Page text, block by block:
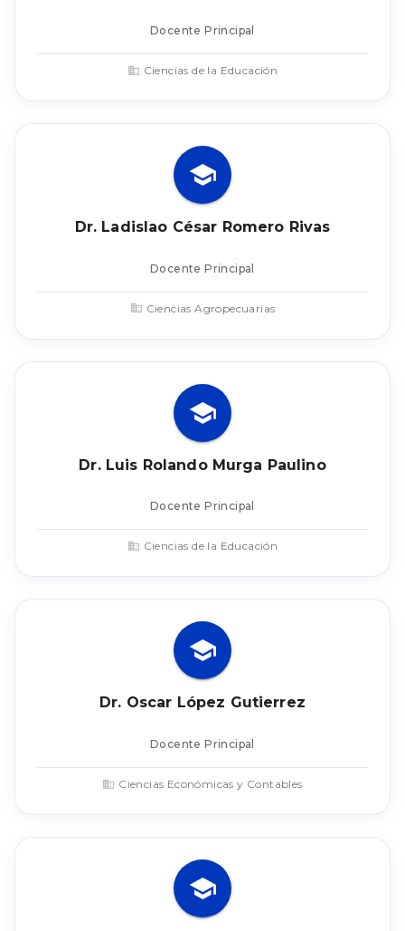
Docente Principal
Ciencias de la Educación
Dr. Ladislao César Romero Rivas
Docente Principal
Ciencias Agropecuarias
Dr. Luis Rolando Murga Paulino
Docente Principal
Ciencias de la Educación
Dr. Oscar López Gutierrez
Docente Principal
Ciencias Económicas y Contables